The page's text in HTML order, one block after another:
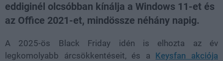
eddiginél olcsóbban kínálja a Windows 11-et és
az Office 2021-et, mindössze néhány napig.
A 2025-ös Black Friday idén is elhozta az év
legkomolyabb árcsökkentéseit, és a Keysfan akciója